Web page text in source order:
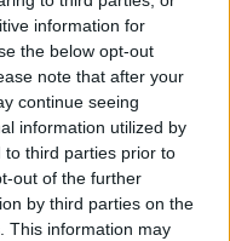
information for
the below opt-out
note that after your
continue seeing
information utilized by
to third parties prior to
out of the further
by third parties on the
This information may